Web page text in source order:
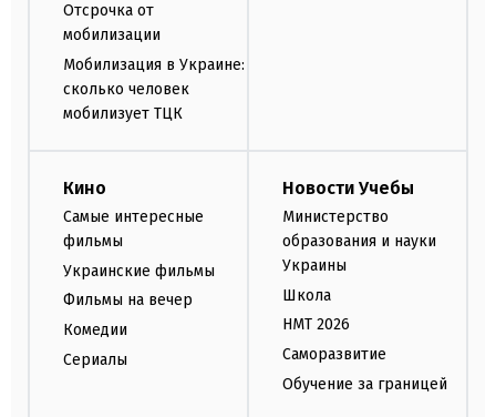
Отсрочка от
мобилизации
Мобилизация в Украине:
сколько человек
мобилизует ТЦК
Кино
Самые интересные
фильмы
Украинские фильмы
Фильмы на вечер
Комедии
Сериалы
Новости Учебы
Министерство
образования и науки
Украины
Школа
НМТ 2026
Саморазвитие
Обучение за границей